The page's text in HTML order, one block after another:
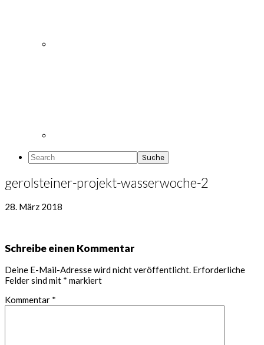
Search
gerolsteiner-projekt-wasserwoche-2
28. März 2018
Leser-
Interaktionen
Schreibe einen Kommentar
Deine E-Mail-Adresse wird nicht veröffentlicht. Erforderliche
Felder sind mit * markiert
Kommentar *